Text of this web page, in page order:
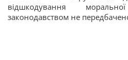
відшкодування
законодавством не